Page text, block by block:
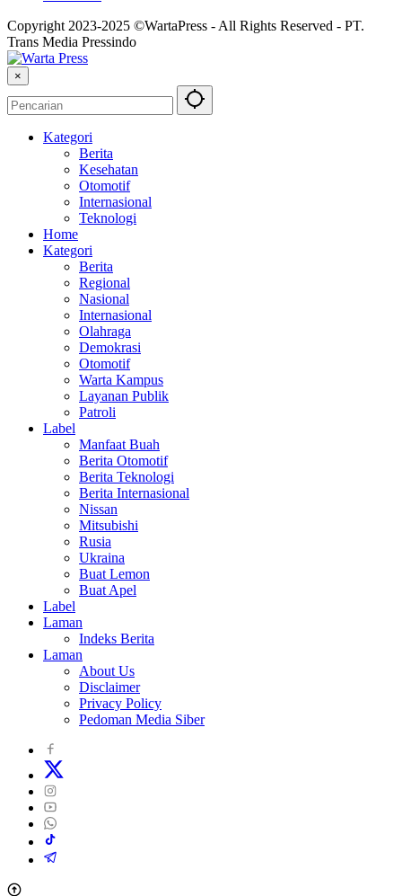
Copyright 2023-2025 ©WartaPress - All Rights Reserved - PT.
Trans Media Pressindo
×
Kategori
Berita
Kesehatan
Otomotif
Internasional
Teknologi
Home
Kategori
Berita
Regional
Nasional
Internasional
Olahraga
Demokrasi
Otomotif
Warta Kampus
Layanan Publik
Patroli
Label
Manfaat Buah
Berita Otomotif
Berita Teknologi
Berita Internasional
Nissan
Mitsubishi
Rusia
Ukraina
Buat Lemon
Buat Apel
Label
Laman
Indeks Berita
Laman
About Us
Disclaimer
Privacy Policy
Pedoman Media Siber